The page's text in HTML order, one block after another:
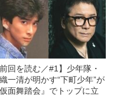
前回を読む／#1】少年隊・
一清が明かす“下町少年”が
仮面舞踏会』でトップに立